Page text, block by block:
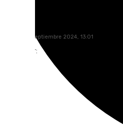
jueves, 26 septiembre 2024, 13:01
Compartir: